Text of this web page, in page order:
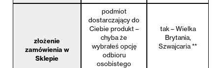
złożenie
zamówienia w
Sklepie
podmiot
dostarczający do
Ciebie produkt –
chyba że
wybrałeś opcję
odbioru
osobistego
tak – Wielka
Brytania,
Szwajcaria **